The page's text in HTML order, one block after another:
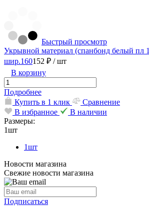
Быстрый просмотр
Укрывной материал (спанбонд белый пл
шир.160152 ₽ / шт
В корзину
Подробнее
Купить в 1 клик
Сравнение
В избранное
В наличии
Размеры:
1шт
1шт
Новости магазина
Свежие новости магазина
Подписаться